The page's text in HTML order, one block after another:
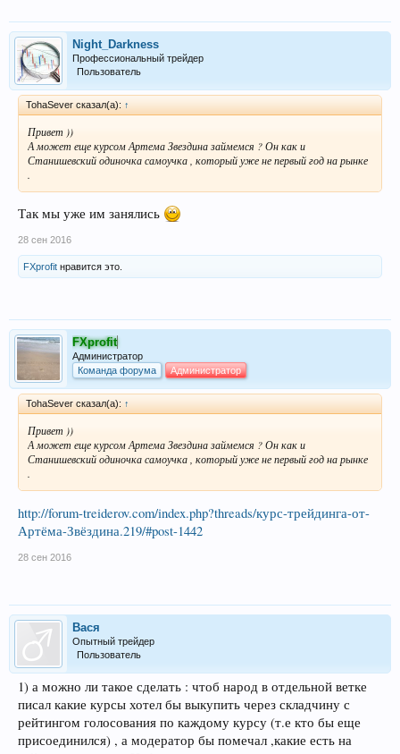
Night_Darkness
Профессиональный трейдер
Пользователь
TohaSever сказал(а): ↑
Привет ))
А может еще курсом Артема Звездина займемся ? Он как и
Станишевский одиночка самоучка , который уже не первый год на рынке
.
Так мы уже им занялись
28 сен 2016
FXprofit нравится это.
FXprofit
Администратор
Команда форума
Администратор
TohaSever сказал(а): ↑
Привет ))
А может еще курсом Артема Звездина займемся ? Он как и
Станишевский одиночка самоучка , который уже не первый год на рынке
.
http://forum-treiderov.com/index.php?threads/курс-трейдинга-от-
Артёма-Звёздина.219/#post-1442
28 сен 2016
Вася
Опытный трейдер
Пользователь
1) а можно ли такое сделать : чтоб народ в отдельной ветке
писал какие курсы хотел бы выкупить через складчину с
рейтингом голосования по каждому курсу (т.е кто бы еще
присоединился) , а модератор бы помечал ,какие есть на